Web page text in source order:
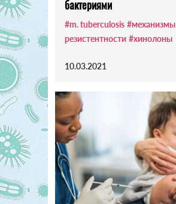
бактериями
#m. tuberculosis #механизмы
резистентности #хинолоны
10.03.2021